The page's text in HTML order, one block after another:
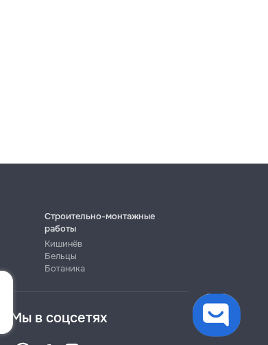
Строительно-монтажные
работы
Кишинёв
Бельцы
Ботаника
Мы в соцсетях